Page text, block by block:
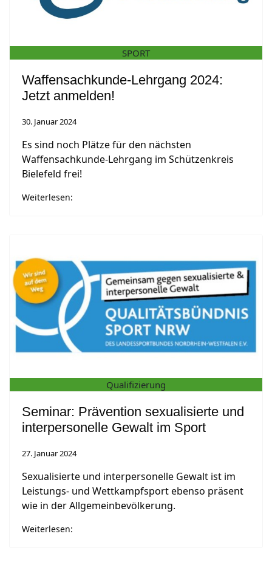
SPORT
Waffensachkunde-Lehrgang 2024:
Jetzt anmelden!
30. Januar 2024
Es sind noch Plätze für den nächsten
Waffensachkunde-Lehrgang im Schützenkreis
Bielefeld frei!
Weiterlesen:
Qualifizierung
Seminar: Prävention sexualisierte und
interpersonelle Gewalt im Sport
27. Januar 2024
Sexualisierte und interpersonelle Gewalt ist im
Leistungs- und Wettkampfsport ebenso präsent
wie in der Allgemeinbevölkerung.
Weiterlesen: